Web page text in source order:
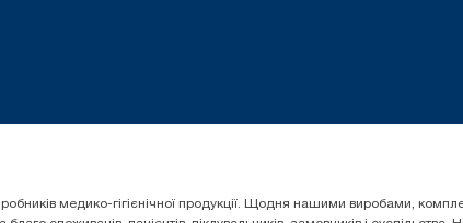
медико-гігієнічної продукції. Щодня нашими виробами,